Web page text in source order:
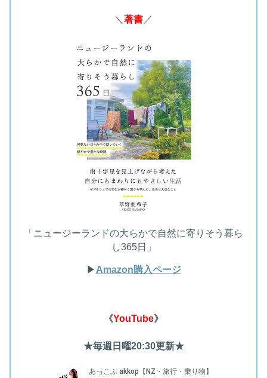
＼ 著書 ／
「ニュージーランドの大らかで自然に寄りそう暮ら
し365日」
▶︎Amazon購入ページ
《YouTube》
★毎週日曜20:30更新★